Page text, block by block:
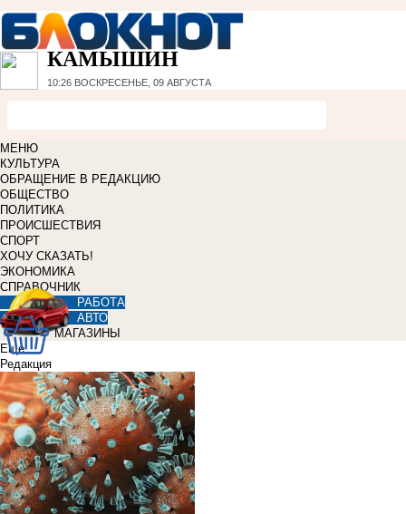
КАМЫШИН
10:26 ВОСКРЕСЕНЬЕ, 09 АВГУСТА
МЕНЮ
КУЛЬТУРА
ОБРАЩЕНИЕ В РЕДАКЦИЮ
ОБЩЕСТВО
ПОЛИТИКА
ПРОИСШЕСТВИЯ
СПОРТ
ХОЧУ СКАЗАТЬ!
ЭКОНОМИКА
СПРАВОЧНИК
РАБОТА
АВТО
МАГАЗИНЫ
Еще
Редакция